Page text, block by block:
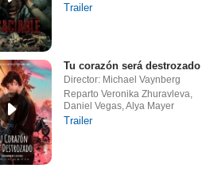
Trailer
Tu corazón será destrozado
Director: Michael Vaynberg
Reparto Veronika Zhuravleva,
Daniel Vegas, Alya Mayer
Trailer